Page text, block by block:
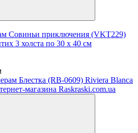
Совиньи приключения (VKT229)
3 холста по 30 х 40 см